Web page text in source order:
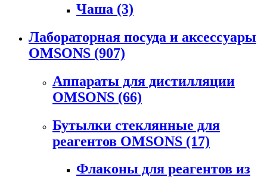
Чаша (3)
Лабораторная посуда и аксессуары
OMSONS (907)
Аппараты для дистилляции
OMSONS (66)
Бутылки стеклянные для
реагентов OMSONS (17)
Флаконы для реагентов из